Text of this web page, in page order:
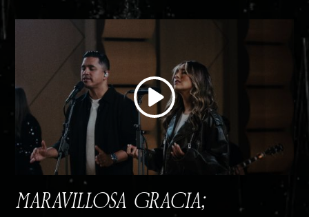
MARAVILLOSA GRACIA;